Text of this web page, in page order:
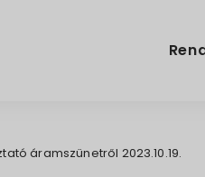
áramszünetről 2023.10.19.